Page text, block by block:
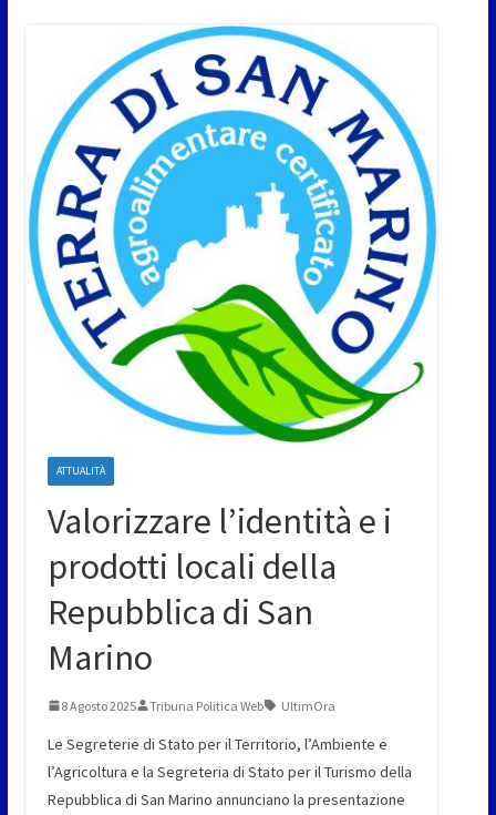
ATTUALITÀ
Valorizzare l’identità e i
prodotti locali della
Repubblica di San
Marino
8 Agosto 2025 Tribuna Politica Web UltimOra
Le Segreterie di Stato per il Territorio, l’Ambiente e
l’Agricoltura e la Segreteria di Stato per il Turismo della
Repubblica di San Marino annunciano la presentazione